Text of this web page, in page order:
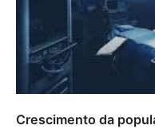
Crescimento da